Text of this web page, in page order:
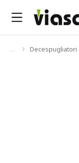
Tu sei qui:Decespugliatori